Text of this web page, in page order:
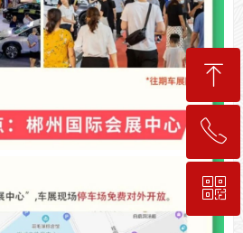
ꁸ
回到顶部
ꂅ
189-7498-5834
ꀥ